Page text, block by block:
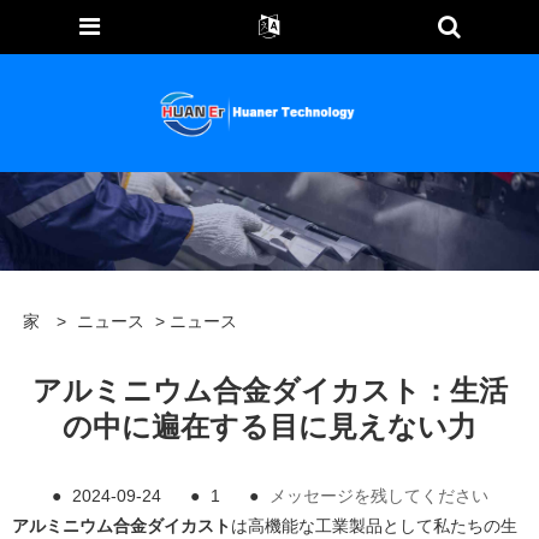
家 > ニュース > ニュース
アルミニウム合金ダイカスト：生活
の中に遍在する目に見えない力
● 2024-09-24 ● 1 ●
メッセージを残してください
アルミニウム合金ダイカストは高機能な工業製品として私たちの生